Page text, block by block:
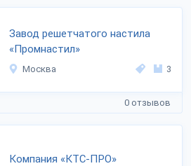
Завод решетчатого настила
«Промнастил»
Москва 3
0 отзывов
Компания «КТС-ПРО»